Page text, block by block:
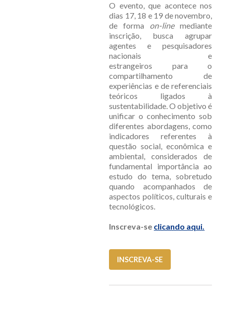
O evento, que acontece nos
dias 17, 18 e 19 de novembro,
de forma on-linemediante
inscrição, busca agrupar
agentes e pesquisadores
nacionais e
estrangeiros para o
compartilhamento de
experiências e de referenciais
teóricos ligados à
sustentabilidade. O objetivo é
unificar o conhecimento sob
diferentes abordagens, como
indicadores referentes à
questão social, econômica e
ambiental, considerados de
fundamental importância ao
estudo do tema, sobretudo
quando acompanhados de
aspectos políticos, culturais e
tecnológicos.
Inscreva-se clicando aqui.
INSCREVA-SE